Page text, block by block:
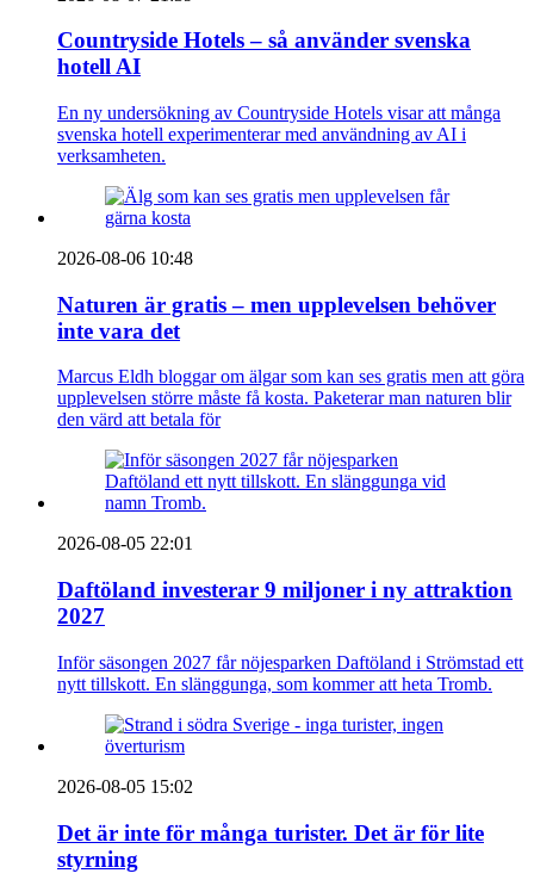
Countryside Hotels – så använder svenska
hotell AI
En ny undersökning av Countryside Hotels visar att många
svenska hotell experimenterar med användning av AI i
verksamheten.
2026-08-06 10:48
Naturen är gratis – men upplevelsen behöver
inte vara det
Marcus Eldh bloggar om älgar som kan ses gratis men att göra
upplevelsen större måste få kosta. Paketerar man naturen blir
den värd att betala för
2026-08-05 22:01
Daftöland investerar 9 miljoner i ny attraktion
2027
Inför säsongen 2027 får nöjesparken Daftöland i Strömstad ett
nytt tillskott. En slänggunga, som kommer att heta Tromb.
2026-08-05 15:02
Det är inte för många turister. Det är för lite
styrning